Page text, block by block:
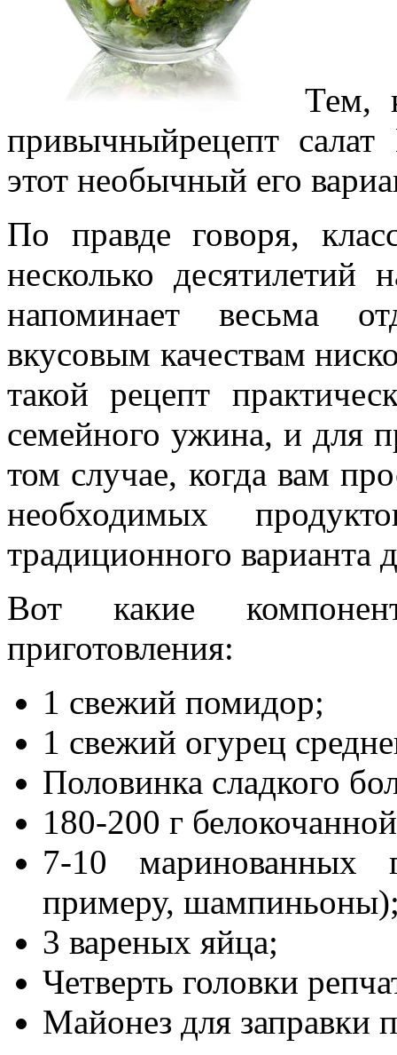
Тем,
привычныйрецепт салат
этот необычный его
По правде говоря,
несколько десятилетий
напоминает весьма
вкусовым качествам
такой рецепт
семейного ужина, и для
том случае, когда вам
необходимых
традиционного варианта
Вот какие
приготовления:
1 свежий помидор;
1 свежий огурец
Половинка сладкого
180-200 г
7-10 маринованных
примеру,
3 вареных яйца;
Четверть головки
Майонез для заправки